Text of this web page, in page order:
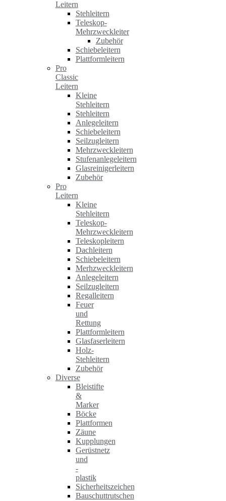
Leitern
Stehleitern
Teleskop-
Mehrzweckleiter
Zubehör
Schiebeleitern
Plattformleitern
Pro
Classic
Leitern
Kleine
Stehleitern
Stehleitern
Anlegeleitern
Schiebeleitern
Seilzugleitern
Mehrzweckleitern
Stufenanlegeleitern
Glasreinigerleitern
Zubehör
Pro
Leitern
Kleine
Stehleitern
Teleskop-
Mehrzweckleitern
Teleskopleitern
Dachleitern
Schiebeleitern
Merhzweckleitern
Anlegeleitern
Seilzugleitern
Regalleitern
Feuer
und
Rettung
Plattformleitern
Glasfaserleitern
Holz-
Stehleitern
Zubehör
Diverse
Bleistifte
&
Marker
Böcke
Plattformen
Zäune
Kupplungen
Gerüstnetz
und
-
plastik
Sicherheitszeichen
Bauschuttrutschen